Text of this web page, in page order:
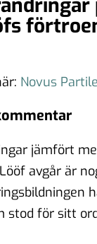
Novus
jämfört
avgår är
för sitt